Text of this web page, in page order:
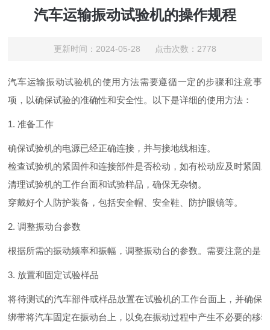
汽车运输振动试验机的操作规程
更新时间：2024-05-28 点击次数：2778
汽车运输振动试验机的使用方法需要遵循一定的步骤和注意事
项，以确保试验的准确性和安全性。以下是详细的使用方法：
1. 准备工作
确保试验机的电源已经正确连接，并与接地线相连。
检查试验机的紧固件和连接部件是否松动，如有松动应及时紧固。
清理试验机的工作台面和试验样品，确保无杂物。
穿戴好个人防护装备，包括安全帽、安全鞋、防护眼镜等。
2. 调整振动台参数
根据所需的振动频率和振幅，调整振动台的参数。需要注意的是
3. 放置和固定试验样品
将待测试的汽车部件或样品放置在试验机的工作台面上，并确
绑带将汽车固定在振动台上，以免在振动过程中产生不必要的移